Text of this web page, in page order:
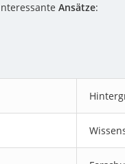
Ansätze: